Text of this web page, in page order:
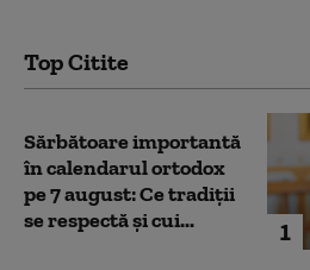
Top Citite
1
Sărbătoare importantă
în calendarul ortodox
pe 7 august: Ce tradiții
se respectă și cui...